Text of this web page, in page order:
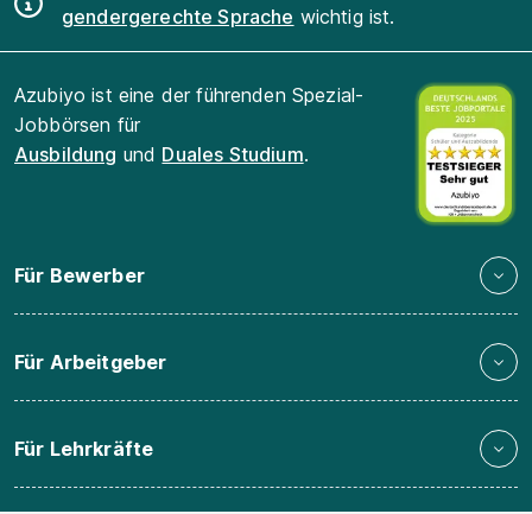
gendergerechte Sprache wichtig ist.
Azubiyo ist eine der führenden Spezial-
Jobbörsen für
Ausbildung und Duales Studium.
Für Bewerber
Für Arbeitgeber
Für Lehrkräfte